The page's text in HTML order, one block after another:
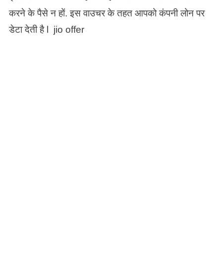
करने के पैसे न हों. इस वाउचर के तहत आपको कंपनी लोन पर
डेटा देती है l jio offer